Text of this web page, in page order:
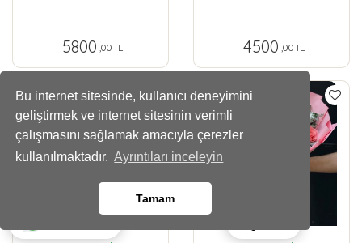
Bu internet sitesinde, kullanıcı deneyimini
geliştirmek ve internet sitesinin verimli
çalışmasını sağlamak amacıyla çerezler
kullanılmaktadır. Ayrıntıları inceleyin
Tamam
5800 ,00 TL 4500 ,00 TL